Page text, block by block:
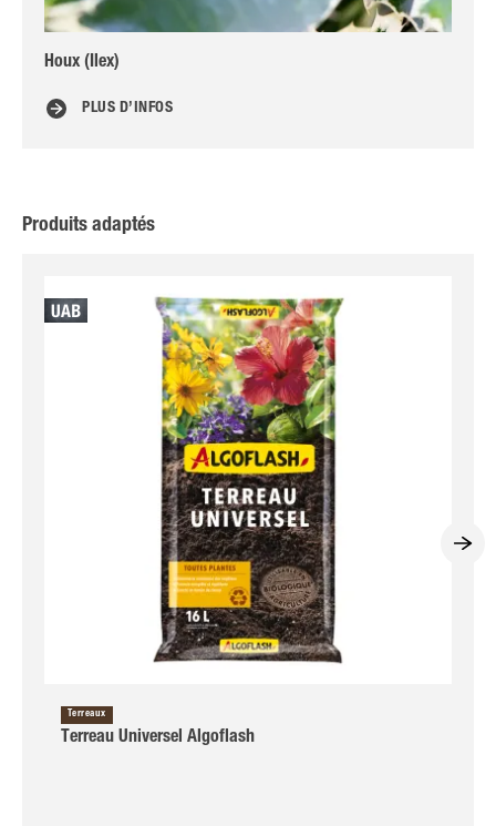
Houx (Ilex)
PLUS D’INFOS
Produits adaptés
Terreaux
Terreau Universel Algoflash